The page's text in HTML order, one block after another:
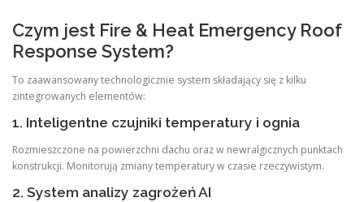
Czym jest Fire & Heat Emergency Roof
Response System?
To zaawansowany technologicznie system składający się z kilku
zintegrowanych elementów:
1. Inteligentne czujniki temperatury i ognia
Rozmieszczone na powierzchni dachu oraz w newralgicznych punktach
konstrukcji. Monitorują zmiany temperatury w czasie rzeczywistym.
2. System analizy zagrożeń AI